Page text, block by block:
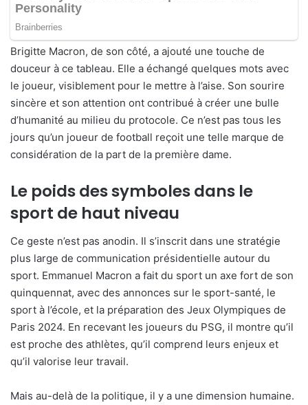
Brigitte Macron, de son côté, a ajouté une touche de
douceur à ce tableau. Elle a échangé quelques mots avec
le joueur, visiblement pour le mettre à l’aise. Son sourire
sincère et son attention ont contribué à créer une bulle
d’humanité au milieu du protocole. Ce n’est pas tous les
jours qu’un joueur de football reçoit une telle marque de
considération de la part de la première dame.
Le poids des symboles dans le
sport de haut niveau
Ce geste n’est pas anodin. Il s’inscrit dans une stratégie
plus large de communication présidentielle autour du
sport. Emmanuel Macron a fait du sport un axe fort de son
quinquennat, avec des annonces sur le sport-santé, le
sport à l’école, et la préparation des Jeux Olympiques de
Paris 2024. En recevant les joueurs du PSG, il montre qu’il
est proche des athlètes, qu’il comprend leurs enjeux et
qu’il valorise leur travail.
Mais au-delà de la politique, il y a une dimension humaine.